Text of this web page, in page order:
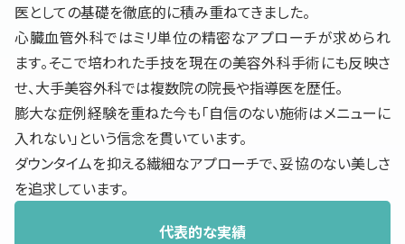
医としての基礎を徹底的に積み重ねてきました。
心臓血管外科ではミリ単位の精密なアプローチが求められ
ます。そこで培われた手技を現在の美容外科手術にも反映さ
せ、大手美容外科では複数院の院長や指導医を歴任。
膨大な症例経験を重ねた今も「自信のない施術はメニューに
入れない」という信念を貫いています。
ダウンタイムを抑える繊細なアプローチで、妥協のない美しさ
を追求しています。
代表的な実績